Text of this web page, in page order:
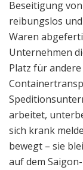
Beseitigung
reibungslos
Waren
Unternehmen
Platz für
arbeitet,
sich krank
bewegt – sie
auf dem